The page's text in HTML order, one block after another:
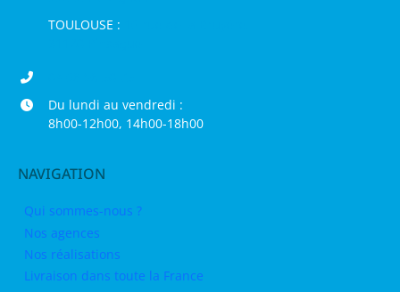
TOULOUSE :
Du lundi au vendredi :
8h00-12h00, 14h00-18h00
NAVIGATION
Qui sommes-nous ?
Nos agences
Nos réalisations
Livraison dans toute la France